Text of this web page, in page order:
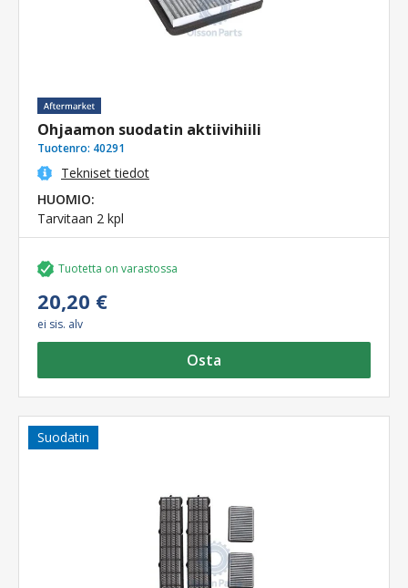
Ohjaamon suodatin aktiivihiili
Tuotenro: 40291
Tekniset tiedot
HUOMIO:
Tarvitaan 2 kpl
Tuotetta on varastossa
20,20 €
ei sis. alv
Osta
Suodatin